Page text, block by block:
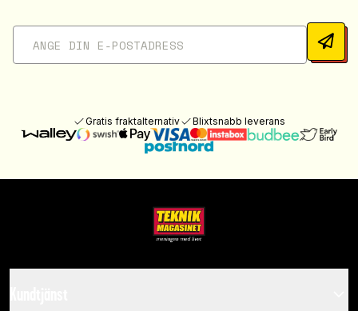
Gratis fraktalternativ Blixtsnabb leverans